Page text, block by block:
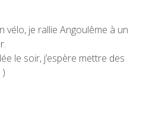
vélo, je rallie Angoulême à un
le soir, j’espère mettre des